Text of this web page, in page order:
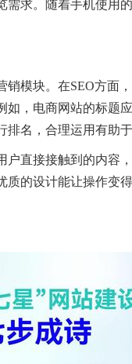
需求。随着手机使用
销模块。在SEO方面
如，电商网站的标题
名，合理运用有助于
户直接接触到的内容
质的设计能让操作变